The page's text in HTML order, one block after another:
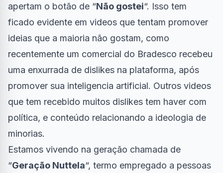
apertam o botão de “Não gostei“. Isso tem
ficado evidente em videos que tentam promover
ideias que a maioria não gostam, como
recentemente um comercial do Bradesco recebeu
uma enxurrada de dislikes na plataforma, após
promover sua inteligencia artificial. Outros videos
que tem recebido muitos dislikes tem haver com
política, e conteúdo relacionando a ideologia de
minorias.
Estamos vivendo na geração chamada de
“Geração Nuttela“, termo empregado a pessoas